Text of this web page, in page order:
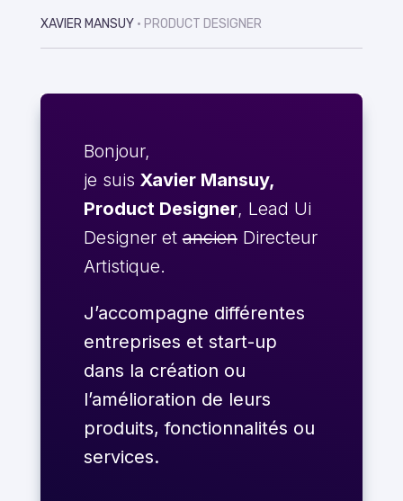
XAVIER MANSUY • PRODUCT DESIGNER
Bonjour,
je suis Xavier Mansuy,
Product Designer, Lead Ui
Designer etancienDirecteur
Artistique.
J’accompagne différentes
entreprises et start-up
dans la création ou
l’amélioration de leurs
produits, fonctionnalités ou
services.